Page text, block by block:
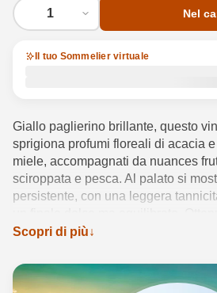
1 Nel
Il tuo Sommelier virtuale
Giallo paglierino brillante, questo
sprigiona profumi floreali di acacia
miele, accompagnati da nuances
sciroppata e pesca. Al palato si
persistente, con una leggera
coltivate in Friuli Venezia Giulia, il
rigogliosa del territorio. La
fermentazione controllata dopo
Scopri di più